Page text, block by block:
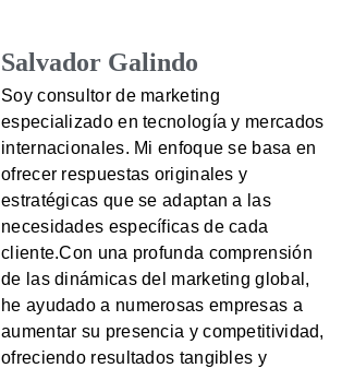
Salvador Galindo
Soy consultor de marketing
especializado en tecnología y mercados
internacionales. Mi enfoque se basa en
ofrecer respuestas originales y
estratégicas que se adaptan a las
necesidades específicas de cada
cliente.Con una profunda comprensión
de las dinámicas del marketing global,
he ayudado a numerosas empresas a
aumentar su presencia y competitividad,
ofreciendo resultados tangibles y